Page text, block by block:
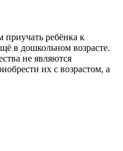
приучать ребёнка к
в дошкольном возрасте.
не являются
их с возрастом, а